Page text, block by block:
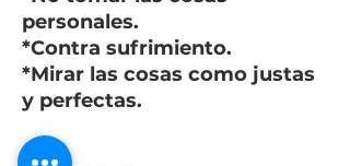
personales.
*Contra sufrimiento.
*Mirar las cosas como justas
y perfectas.